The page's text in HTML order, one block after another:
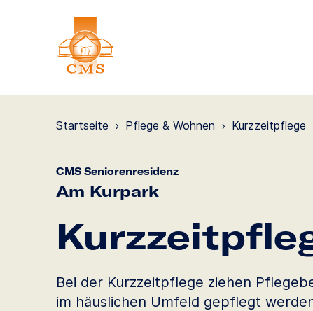
Startseite › Pflege & Wohnen › Kurzzeit­pflege
CMS Seniorenresidenz
Am Kurpark
Bei der Kurzzeitpflege ziehen
im häuslichen Umfeld gepflegt